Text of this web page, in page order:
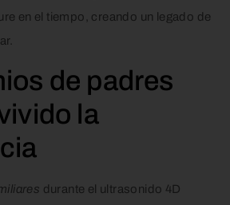
en el tiempo, creando un legado de
de padres
la
durante el ultrasonido 4D